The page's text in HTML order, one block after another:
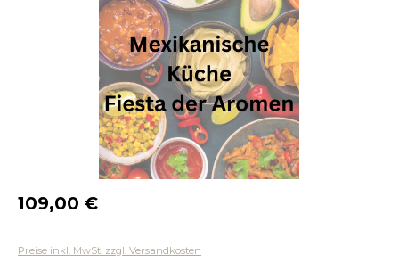
Regulärer Preis:
109,00 €
Preise inkl. MwSt. zzgl. Versandkosten